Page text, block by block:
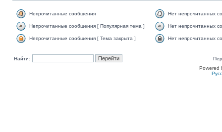
Непрочитанные сообщения Нет непрочитанных
Непрочитанные сообщения [ Популярная тема ] Нет непрочитанных
Непрочитанные сообщения [ Тема закрыта ] Нет непрочитанных
Найти:
Powered